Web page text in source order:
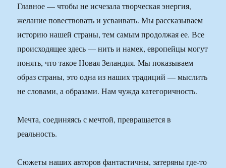
Главное — чтобы не исчезала творческая энергия,
желание повествовать и усваивать. Мы рассказываем
историю нашей страны, тем самым продолжая ее. Все
происходящее здесь — нить и намек, европейцы могут
понять, что такое Новая Зеландия. Мы показываем
образ страны, это одна из наших традиций — мыслить
не словами, а образами. Нам чужда категоричность.
Мечта, соединяясь с мечтой, превращается в
реальность.
Сюжеты наших авторов фантастичны, затеряны где-то